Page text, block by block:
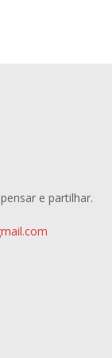
e partilhar.